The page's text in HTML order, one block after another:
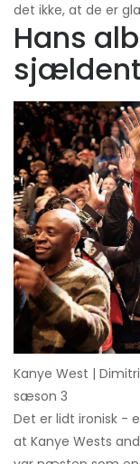
det ikke, at de er
Hans
Kanye West |
sæson 3
Det er lidt ironisk -
at Kanye Wests